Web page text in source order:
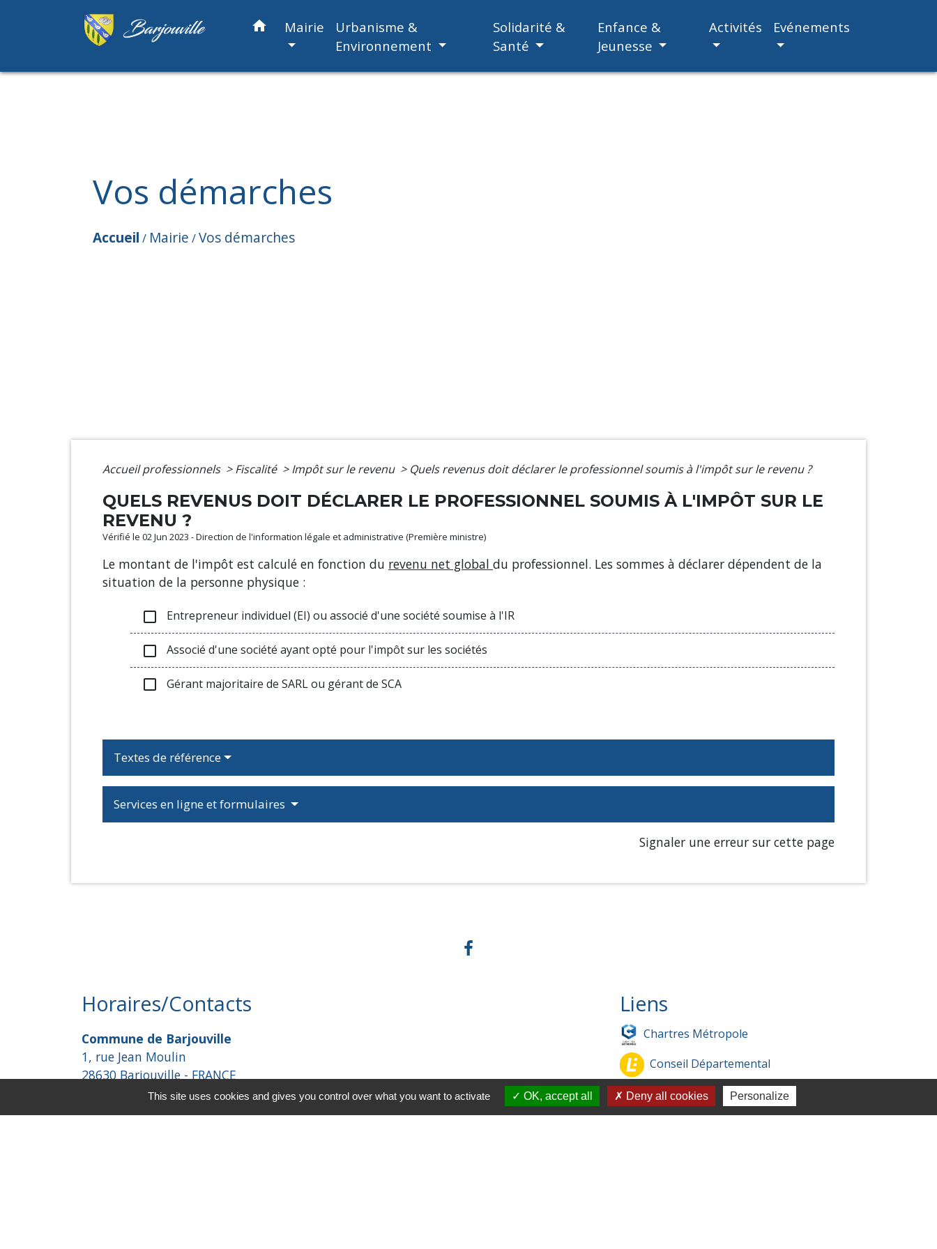
home Mairie
Urbanisme &
Environnement
Solidarité &
Santé
Enfance &
Jeunesse
Activités Evénements
Vos démarches
Accueil / Mairie /Vos démarches
Accueil professionnels > Fiscalité > Impôt sur le revenu > Quels revenus doit déclarer le professionnel soumis à l'impôt sur le revenu ?
QUELS REVENUS DOIT DÉCLARER LE PROFESSIONNEL SOUMIS À L'IMPÔT SUR LE
REVENU ?
Vérifié le 02 Jun 2023 - Direction de l'information légale et administrative (Première ministre)
Le montant de l'impôt est calculé en fonction du revenu net global du professionnel. Les sommes à déclarer dépendent de la
situation de la personne physique :
check_box_outline_blank Entrepreneur individuel (EI) ou associé d'une société soumise à l'IR
check_box_outline_blank Associé d'une société ayant opté pour l'impôt sur les sociétés
check_box_outline_blank Gérant majoritaire de SARL ou gérant de SCA
Textes de référence
Services en ligne et formulaires
Signaler une erreur sur cette page
Horaires/Contacts
Commune de Barjouville
1, rue Jean Moulin
28630 Barjouville - FRANCE
+33 2 37 34 30 04
Contact par formulaire
Liens
Chartres Métropole
Conseil Départemental
Préfecture d'Eure-et-Loir
This site uses cookies and gives you control over what you want to activate OK, accept all Deny all cookies Personalize